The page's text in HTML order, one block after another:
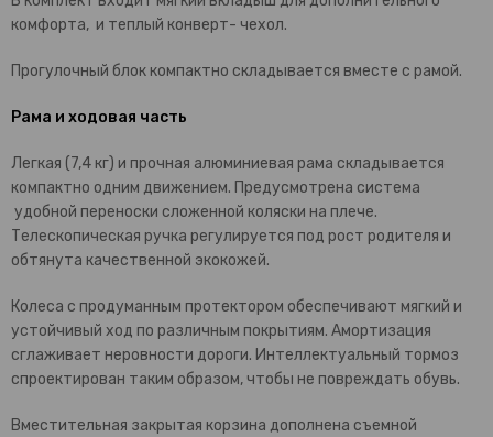
комфорта, и теплый конверт- чехол.
Прогулочный блок компактно складывается вместе с рамой.
Рама и ходовая часть
Легкая (7,4 кг) и прочная алюминиевая рама складывается
компактно одним движением. Предусмотрена система
удобной переноски сложенной коляски на плече.
Телескопическая ручка регулируется под рост родителя и
обтянута качественной экокожей.
Колеса с продуманным протектором обеспечивают мягкий и
устойчивый ход по различным покрытиям. Амортизация
сглаживает неровности дороги. Интеллектуальный тормоз
спроектирован таким образом, чтобы не повреждать обувь.
Вместительная закрытая корзина дополнена съемной